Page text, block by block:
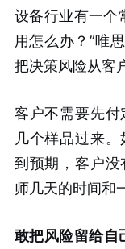
设备行业有一个
用怎么办？”唯
把决策风险从客
客户不需要先付
几个样品过来
到预期，客户
师几天的时间和
敢把风险留给自